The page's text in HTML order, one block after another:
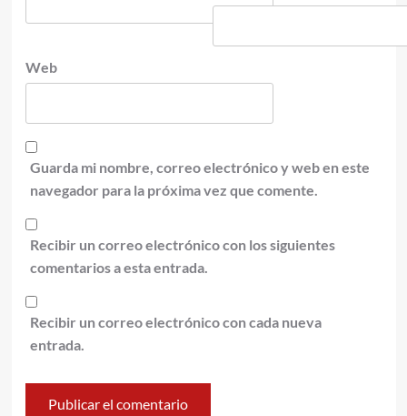
Web
Guarda mi nombre, correo electrónico y web en este
navegador para la próxima vez que comente.
Recibir un correo electrónico con los siguientes
comentarios a esta entrada.
Recibir un correo electrónico con cada nueva
entrada.